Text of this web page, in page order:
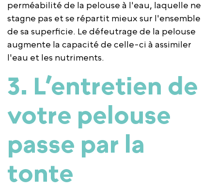
perméabilité de la pelouse à l'eau, laquelle ne
stagne pas et se répartit mieux sur l'ensemble
de sa superficie. Le défeutrage de la pelouse
augmente la capacité de celle-ci à assimiler
l'eau et les nutriments.
3. L’entretien de
votre pelouse
passe par la
tonte